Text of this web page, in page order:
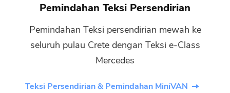
Pemindahan Teksi Persendirian
Pemindahan Teksi persendirian mewah ke
seluruh pulau Crete dengan Teksi e-Class
Mercedes
Teksi Persendirian & Pemindahan MiniVAN